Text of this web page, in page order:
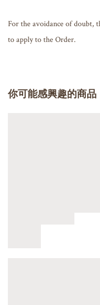
For the avoidance of doubt,
to apply to the Order.
你可能感興趣的商品